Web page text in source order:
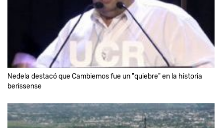
Nedela destacó que Cambiemos fue un "quiebre" en la historia
berissense